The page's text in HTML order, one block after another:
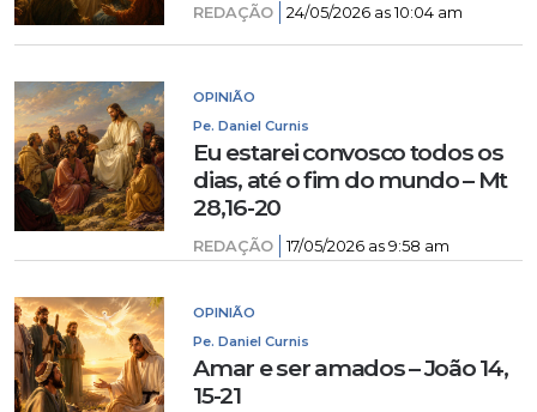
REDAÇÃO 24/05/2026 as 10:04 am
OPINIÃO
Pe. Daniel Curnis
Eu estarei convosco todos os
dias, até o fim do mundo – Mt
28,16-20
REDAÇÃO 17/05/2026 as 9:58 am
OPINIÃO
Pe. Daniel Curnis
Amar e ser amados – João 14,
15-21